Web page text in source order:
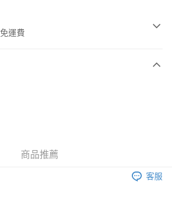
運費
商品推薦
客服